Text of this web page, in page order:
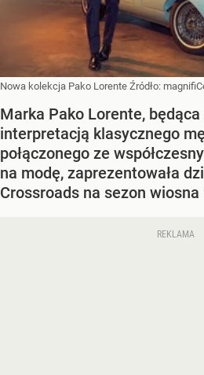
Nowa kolekcja Pako Lorente Źródło:
Marka Pako Lorente,
interpretacją klasycznego
połączonego ze
na modę, zaprezentowała
Crossroads na sezon wiosna